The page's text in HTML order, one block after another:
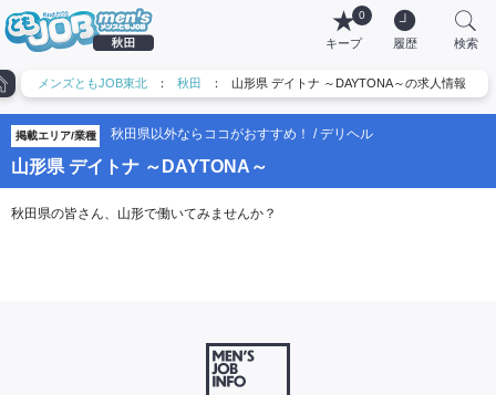
0
キープ 履歴 検索
メンズともJOB東北 ： 秋田 ： 山形県 デイトナ ～DAYTONA～の求人情報
掲載エリア/業種 秋田県以外ならココがおすすめ！ / デリヘル
山形県 デイトナ ～DAYTONA～
秋田県の皆さん、山形で働いてみませんか？